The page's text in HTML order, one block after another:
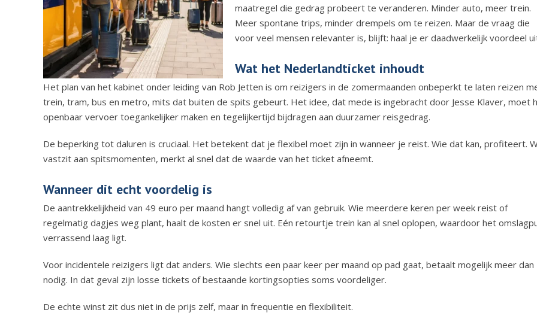
maatregel die gedrag probeert te veranderen. Minder auto, meer trein.
Meer spontane trips, minder drempels om te reizen. Maar de vraag die
voor veel mensen relevanter is, blijft: haal je er daadwerkelijk voordeel
Wat het Nederlandticket inhoudt
Het plan van het kabinet onder leiding van Rob Jetten is om reizigers in de zomermaanden onbeperkt te laten reizen
trein, tram, bus en metro, mits dat buiten de spits gebeurt. Het idee, dat mede is ingebracht door Jesse Klaver, moet
openbaar vervoer toegankelijker maken en tegelijkertijd bijdragen aan duurzamer reisgedrag.
De beperking tot daluren is cruciaal. Het betekent dat je flexibel moet zijn in wanneer je reist. Wie dat kan, profiteert.
vastzit aan spitsmomenten, merkt al snel dat de waarde van het ticket afneemt.
Wanneer dit echt voordelig is
De aantrekkelijkheid van 49 euro per maand hangt volledig af van gebruik. Wie meerdere keren per week reist of
regelmatig dagjes weg plant, haalt de kosten er snel uit. Eén retourtje trein kan al snel oplopen, waardoor het
verrassend laag ligt.
Voor incidentele reizigers ligt dat anders. Wie slechts een paar keer per maand op pad gaat, betaalt mogelijk meer dan
nodig. In dat geval zijn losse tickets of bestaande kortingsopties soms voordeliger.
De echte winst zit dus niet in de prijs zelf, maar in frequentie en flexibiliteit.